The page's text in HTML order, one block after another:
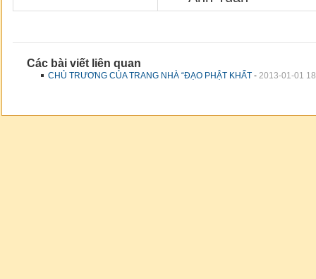
Các bài viết liên quan
CHỦ TRƯƠNG CỦA TRANG NHÀ “ĐẠO PHẬT KHẤT - 2013-01-01